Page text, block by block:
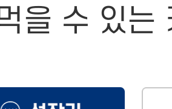
을 수 있는